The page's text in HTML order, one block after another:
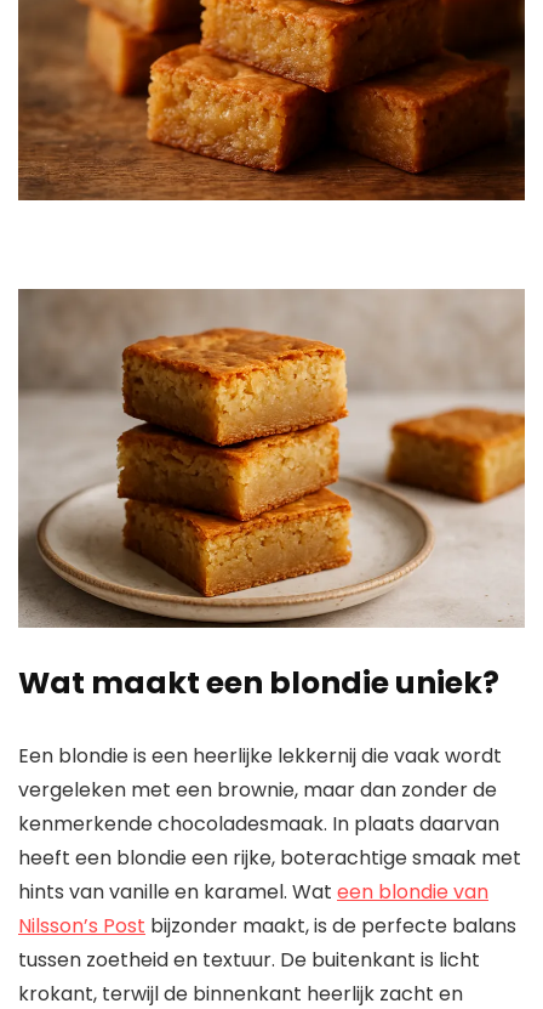
Wat maakt een blondie uniek?
Een blondie is een heerlijke lekkernij die vaak wordt
vergeleken met een brownie, maar dan zonder de
kenmerkende chocoladesmaak. In plaats daarvan
heeft een blondie een rijke, boterachtige smaak met
hints van vanille en karamel. Wat een blondie van
Nilsson’s Post bijzonder maakt, is de perfecte balans
tussen zoetheid en textuur. De buitenkant is licht
krokant, terwijl de binnenkant heerlijk zacht en